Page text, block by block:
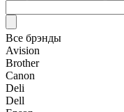
Все брэнды
Avision
Brother
Canon
Deli
Dell